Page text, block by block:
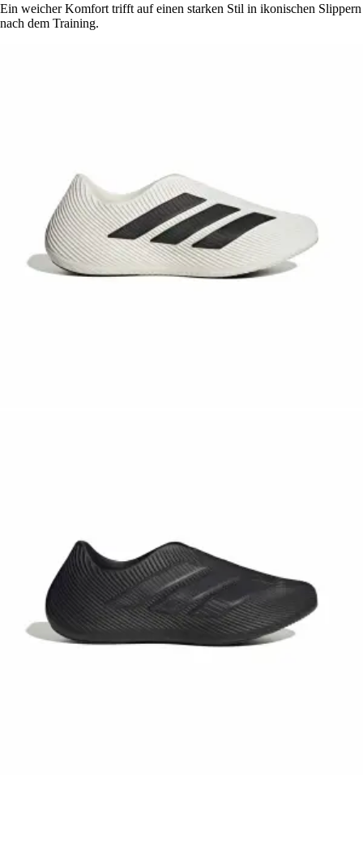
Ein weicher Komfort trifft auf einen starken Stil in ikonischen Slippern
nach dem Training.